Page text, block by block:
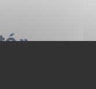
»
publier